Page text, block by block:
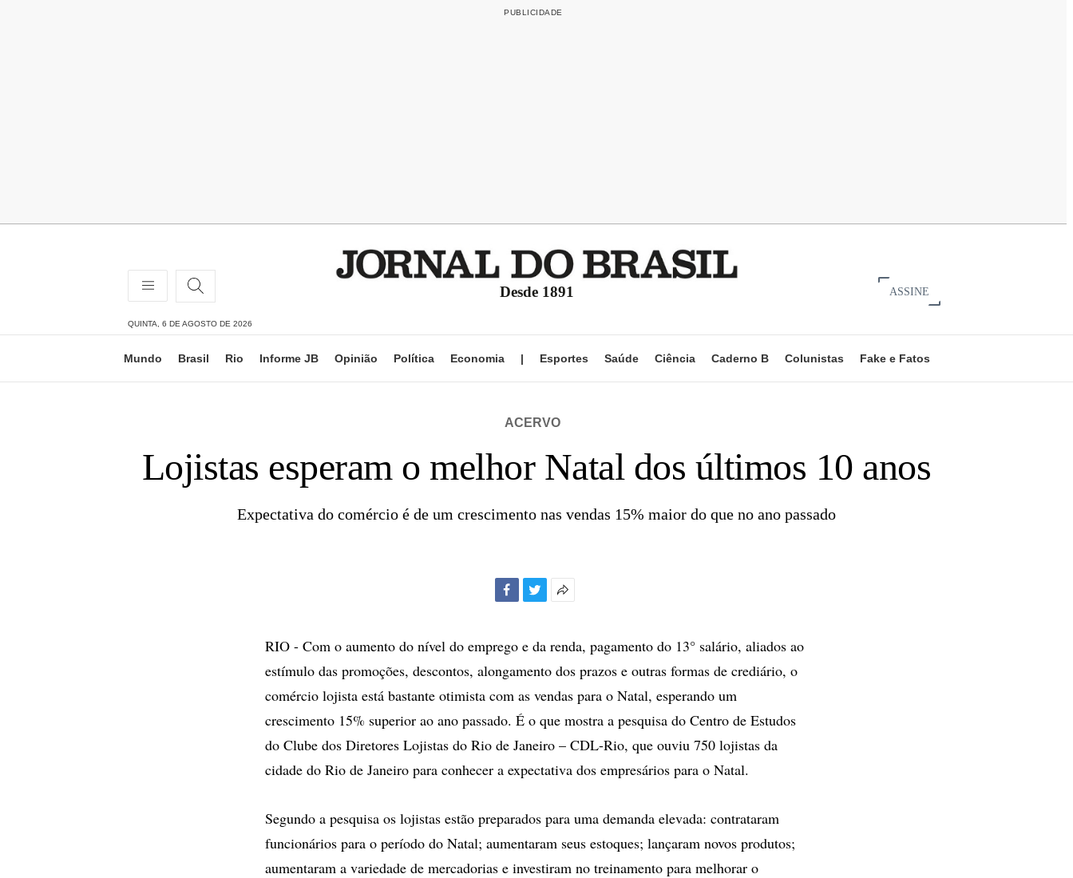
Desde 1891 ASSINE
QUINTA, 6 DE AGOSTO DE 2026
Mundo Brasil Rio Informe JB Opinião Política Economia | Esportes Saúde Ciência Caderno B Colunistas Fake e Fatos
ACERVO
Lojistas esperam o melhor Natal dos últimos 10 anos
Expectativa do comércio é de um crescimento nas vendas 15% maior do que no ano passado
compartilhamento
RIO - Com o aumento do nível do emprego e da renda, pagamento do 13° salário, aliados ao
estímulo das promoções, descontos, alongamento dos prazos e outras formas de crediário, o
comércio lojista está bastante otimista com as vendas para o Natal, esperando um
crescimento 15% superior ao ano passado. É o que mostra a pesquisa do Centro de Estudos
do Clube dos Diretores Lojistas do Rio de Janeiro – CDL-Rio, que ouviu 750 lojistas da
cidade do Rio de Janeiro para conhecer a expectativa dos empresários para o Natal.
Segundo a pesquisa os lojistas estão preparados para uma demanda elevada: contrataram
funcionários para o período do Natal; aumentaram seus estoques; lançaram novos produtos;
aumentaram a variedade de mercadorias e investiram no treinamento para melhorar o